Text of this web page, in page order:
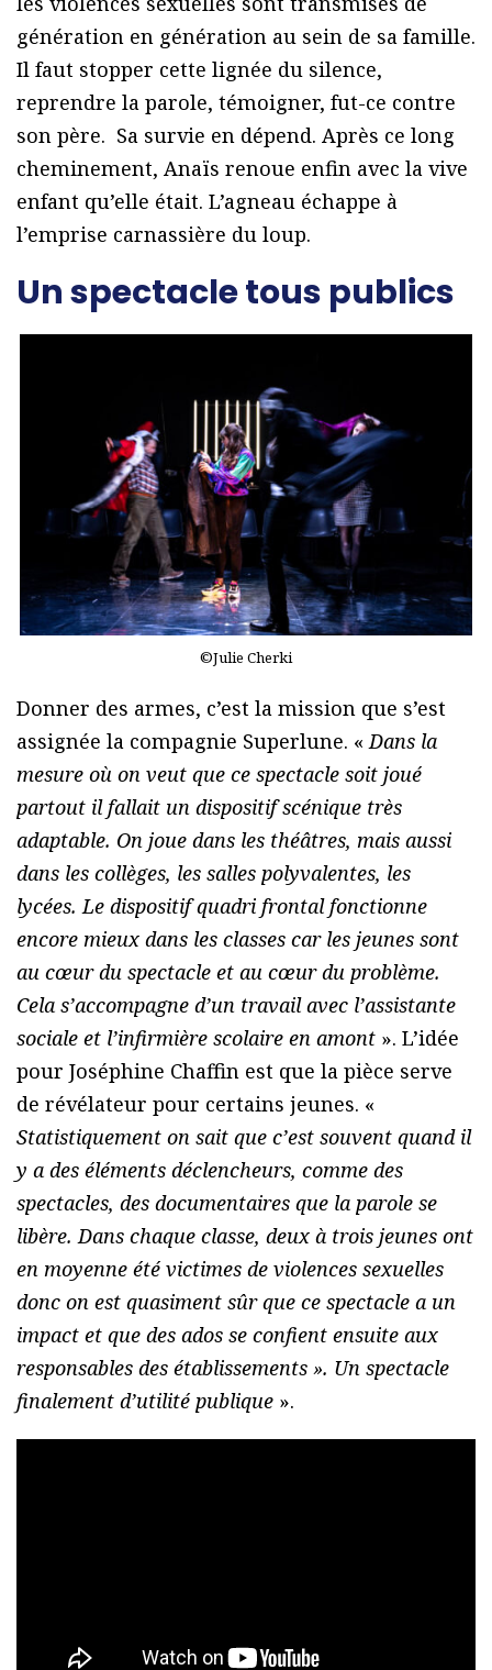
génération en génération au sein de sa famille.
Il faut stopper cette lignée du silence,
reprendre la parole, témoigner, fut-ce contre
son père. Sa survie en dépend. Après ce long
cheminement, Anaïs renoue enfin avec la vive
enfant qu’elle était. L’agneau échappe à
l’emprise carnassière du loup.
Un spectacle tous publics
©Julie Cherki
Donner des armes, c’est la mission que s’est
assignée la compagnie Superlune. «Dans la
mesure où on veut que ce spectacle soit joué
partout il fallait un dispositif scénique très
adaptable. On joue dans les théâtres, mais aussi
dans les collèges, les salles polyvalentes, les
lycées. Le dispositif quadri frontal fonctionne
encore mieux dans les classes car les jeunes sont
au cœur du spectacle et au cœur du problème.
Cela s’accompagne d’un travail avec l’assistante
sociale et l’infirmière scolaire en amont ». L’idée
pour Joséphine Chaffin est que la pièce serve
de révélateur pour certains jeunes. «
Statistiquement on sait que c’est souvent quand il
y a des éléments déclencheurs, comme des
spectacles, des documentaires que la parole se
libère. Dans chaque classe, deux à trois jeunes ont
en moyenne été victimes de violences sexuelles
donc on est quasiment sûr que ce spectacle a un
impact et que des ados se confient ensuite aux
responsables des établissements ». Un spectacle
finalement d’utilité publique ».